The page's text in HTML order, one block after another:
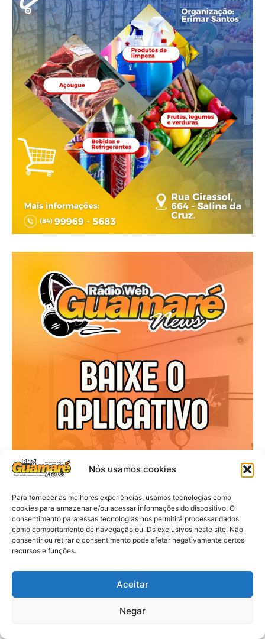
Nós usamos cookies
Para fornecer as melhores experiências, usamos tecnologias como
cookies para armazenar e/ou acessar informações do dispositivo. O
consentimento para essas tecnologias nos permitirá processar dados
como comportamento de navegação ou IDs exclusivos neste site. Não
consentir ou retirar o consentimento pode afetar negativamente certos
recursos e funções.
Aceitar
Negar